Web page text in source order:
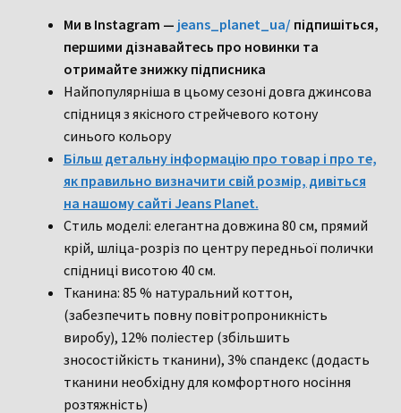
Ми в Instagram — jeans_planet_ua/ підпишіться,
першими дізнавайтесь про новинки та
отримайте знижку підписника
Найпопулярніша в цьому сезоні довга джинсова
спідниця з якісного стрейчевого котону
синього кольору
Більш детальну інформацію про товар і про те,
як правильно визначити свій розмір, дивіться
на нашому сайті Jeans Planet.
Стиль моделі: елегантна довжина 80 см, прямий
крій, шліца-розріз по центру передньої полички
спідниці висотою 40 см.
Тканина: 85 % натуральний коттон,
(забезпечить повну повітропроникність
виробу), 12% поліестер (збільшить
зносостійкість тканини), 3% спандекс (додасть
тканини необхідну для комфортного носіння
розтяжність)